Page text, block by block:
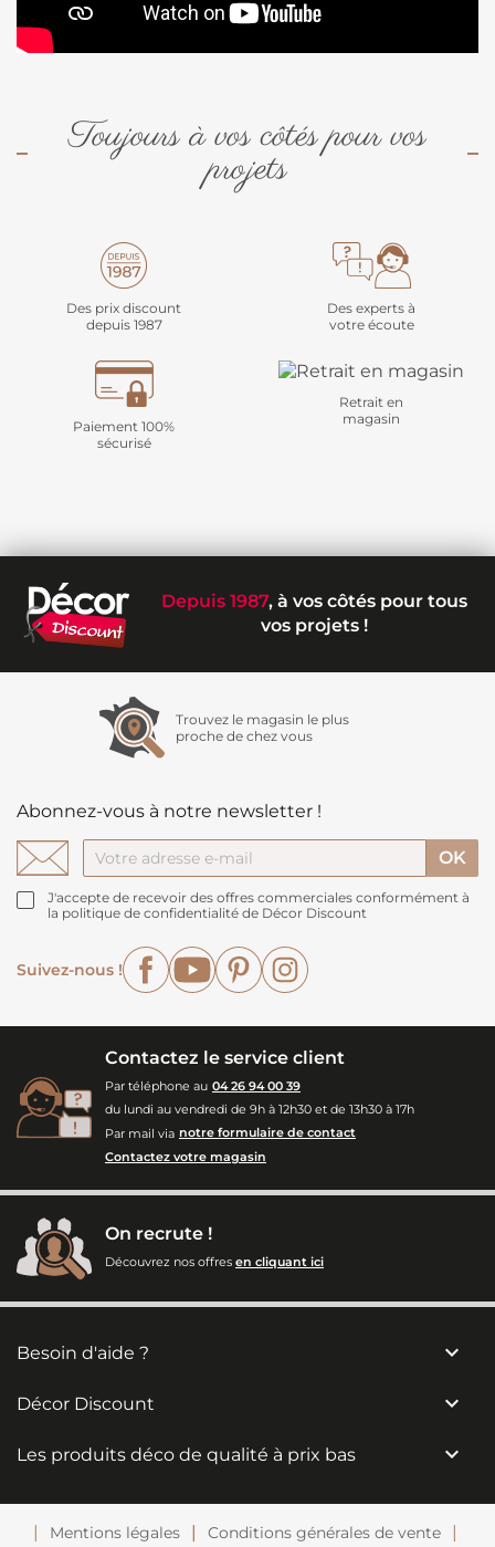
Toujours à vos côtés pour vos
projets
Des prix discount
depuis 1987
Des experts à
votre écoute
Paiement 100%
sécurisé
Retrait en
magasin
Depuis 1987, à vos côtés pour tous
vos projets !
Trouvez le magasin le plus
proche de chez vous
Abonnez-vous à notre newsletter !
J'accepte de recevoir des offres commerciales conformément à
la politique de confidentialité de Décor Discount
Suivez-nous !
FacebookYouTubePinterest
Contactez le service client
Par téléphone au 04 26 94 00 39
du lundi au vendredi de 9h à 12h30 et de 13h30 à 17h
Par mail via notre formulaire de contact
Contactez votre magasin
On recrute !
Découvrez nos offres en cliquant ici
Besoin d'aide ? 
Décor Discount 
Les produits déco de qualité à prix bas 
Mentions légales Conditions générales de vente